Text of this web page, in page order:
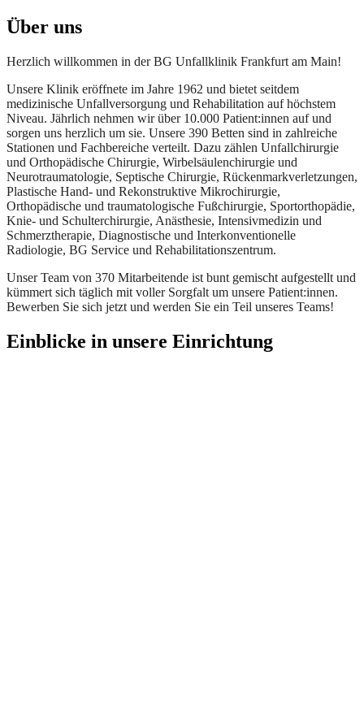
Über uns
Herzlich willkommen in der BG Unfallklinik Frankfurt am Main!
Unsere Klinik eröffnete im Jahre 1962 und bietet seitdem
medizinische Unfallversorgung und Rehabilitation auf höchstem
Niveau. Jährlich nehmen wir über 10.000 Patient:innen auf und
sorgen uns herzlich um sie. Unsere 390 Betten sind in zahlreiche
Stationen und Fachbereiche verteilt. Dazu zählen Unfallchirurgie
und Orthopädische Chirurgie, Wirbelsäulenchirurgie und
Neurotraumatologie, Septische Chirurgie, Rückenmarkverletzungen,
Plastische Hand- und Rekonstruktive Mikrochirurgie,
Orthopädische und traumatologische Fußchirurgie, Sportorthopädie,
Knie- und Schulterchirurgie, Anästhesie, Intensivmedizin und
Schmerztherapie, Diagnostische und Interkonventionelle
Radiologie, BG Service und Rehabilitationszentrum.
Unser Team von 370 Mitarbeitende ist bunt gemischt aufgestellt und
kümmert sich täglich mit voller Sorgfalt um unsere Patient:innen.
Bewerben Sie sich jetzt und werden Sie ein Teil unseres Teams!
Einblicke in unsere Einrichtung